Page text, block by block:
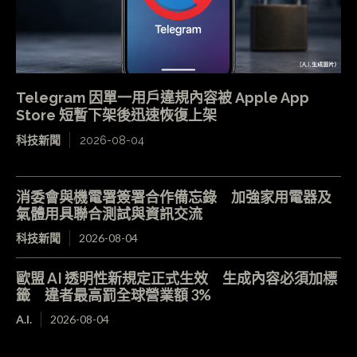
Telegram 因單一用戶違規內容被 Apple App
Store 短暫下架後迅速恢復上架
科技新聞 2026-08-04
消委會與機電署簽署合作備忘錄 加強家用電器及
氣體用具聯合測試與資訊交流
科技新聞 2026-08-04
歐盟 AI 透明性新規定正式生效 生成內容必須加標
籤 違者最高罰全球營業額 3%
A.I. 2026-08-04